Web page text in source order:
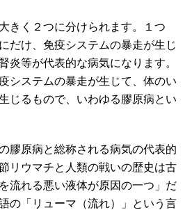
きく２つに分けられます。１つ
だけ、免疫システムの暴走が生じ
炎等が代表的な病気になります。
システムの暴走が生じて、体のい
じるもので、いわゆる膠原病とい
膠原病と総称される病気の代表的
リウマチと人類の戦いの歴史は古
流れる悪い液体が原因の一つ」だ
の「リューマ（流れ）」という言